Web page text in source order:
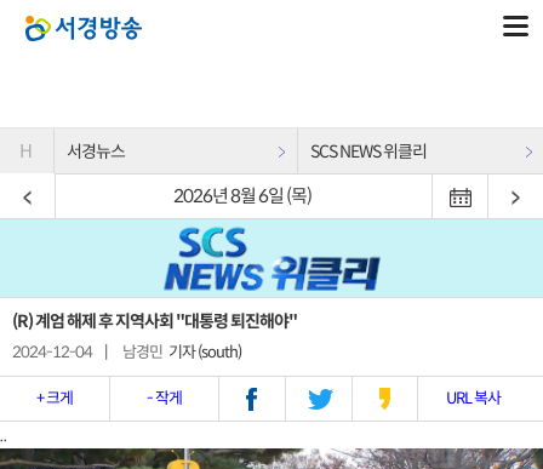
H 서경뉴스 SCS NEWS 위클리
2026년 8월 6일 (목)
(R) 계엄 해제 후 지역사회 "대통령 퇴진해야"
2024-12-04 남경민 기자 (south)
+ 크게 - 작게 URL 복사
..